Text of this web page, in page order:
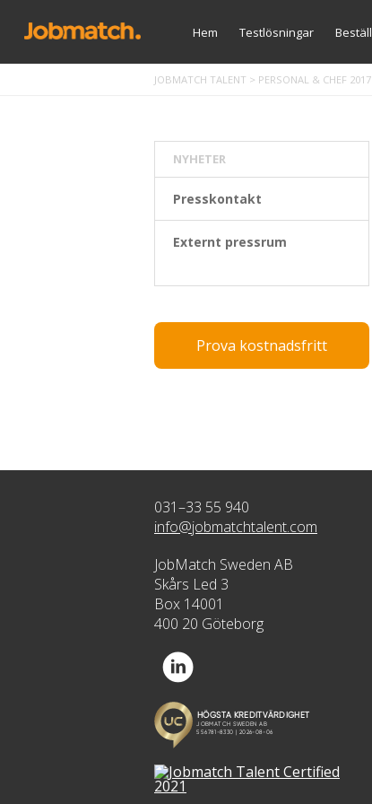
Hem Testlösningar Beställ
JOBMATCH TALENT > PERSONAL & CHEF 2017
NYHETER
Presskontakt
Externt pressrum
Prova kostnadsfritt
031–33 55 940
info@jobmatchtalent.com
JobMatch Sweden AB
Skårs Led 3
Box 14001
400 20 Göteborg